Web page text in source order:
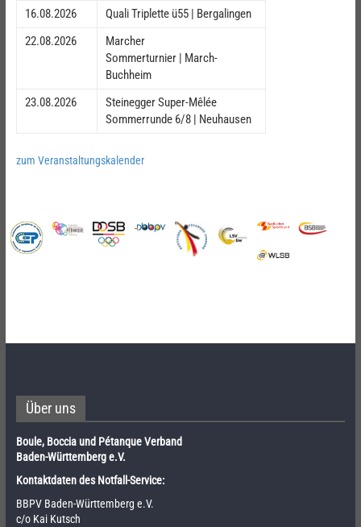
16.08.2026
Quali Triplette ü55 | Bergalingen
22.08.2026
Marcher
Sommerturnier | March-
Buchheim
23.08.2026
Steinegger Super-Mêlée
Sommerrunde 6/8 | Neuhausen
zum Veranstaltungskalender
Über uns
Boule, Boccia und Pétanque Verband
Baden-Württemberg e.V.
Kontaktdaten des Notfall-Service:
BBPV Baden-Württemberg e.V.
c/o Kai Kutsch